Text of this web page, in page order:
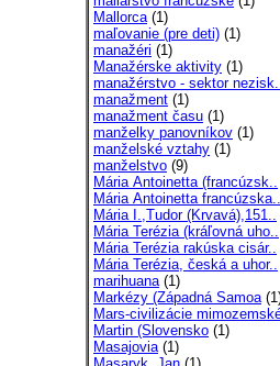
Mallorca(1)
maľovanie (pre deti) (1)
manažéri (1)
Manažérske aktivity (1)
manažérstvo - sektor
manažment (1)
manažment času (1)
manželky panovníkov (1)
manželské vztahy (1)
manželstvo (9)
Mária Antoinetta (francúzsk..
Mária Antoinetta francúzska..
Mária I.,Tudor (Krvavá),151..
Mária Terézia (kráľovná uho..
Mária Terézia rakúska cisár..
Mária Terézia, česká a uhor..
marihuana(1)
Markézy (Západná Samoa
Mars-civilizácie
Martin (Slovensko (1)
Masajovia(1)